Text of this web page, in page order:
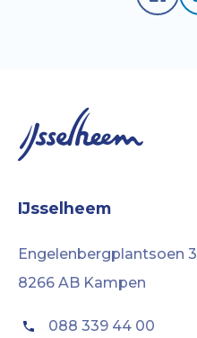
IJsselheem
Engelenbergplantsoen 3
8266 AB Kampen
088 339 44 00